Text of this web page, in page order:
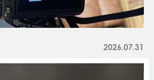
2026.07.31